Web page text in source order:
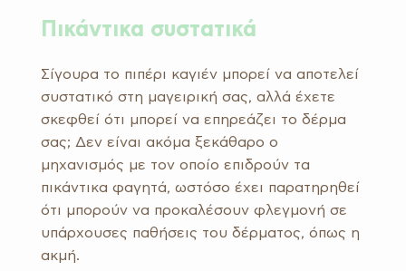
Πικάντικα συστατικά
Σίγουρα το πιπέρι καγιέν μπορεί να αποτελεί
συστατικό στη μαγειρική σας, αλλά έχετε
σκεφθεί ότι μπορεί να επηρεάζει το δέρμα
σας; Δεν είναι ακόμα ξεκάθαρο ο
μηχανισμός με τον οποίο επιδρούν τα
πικάντικα φαγητά, ωστόσο έχει παρατηρηθεί
ότι μπορούν να προκαλέσουν φλεγμονή σε
υπάρχουσες παθήσεις του δέρματος, όπως η
ακμή.